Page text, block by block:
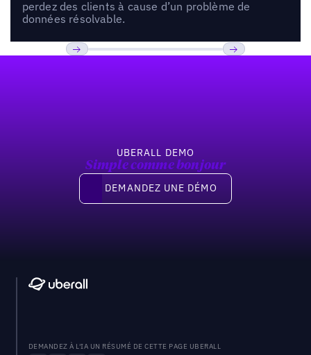
perdez des clients à cause d’un problème de
données résolvable.
UBERALL DEMO
Simple comme bonjour
Demandez une démo
DEMANDEZ UNE DÉMO
DEMANDEZ À L'IA UN RÉSUMÉ DE CETTE PAGE UBERALL